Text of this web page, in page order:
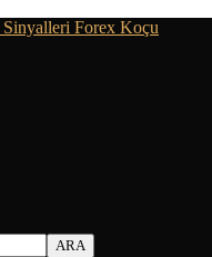
Forex Koçu